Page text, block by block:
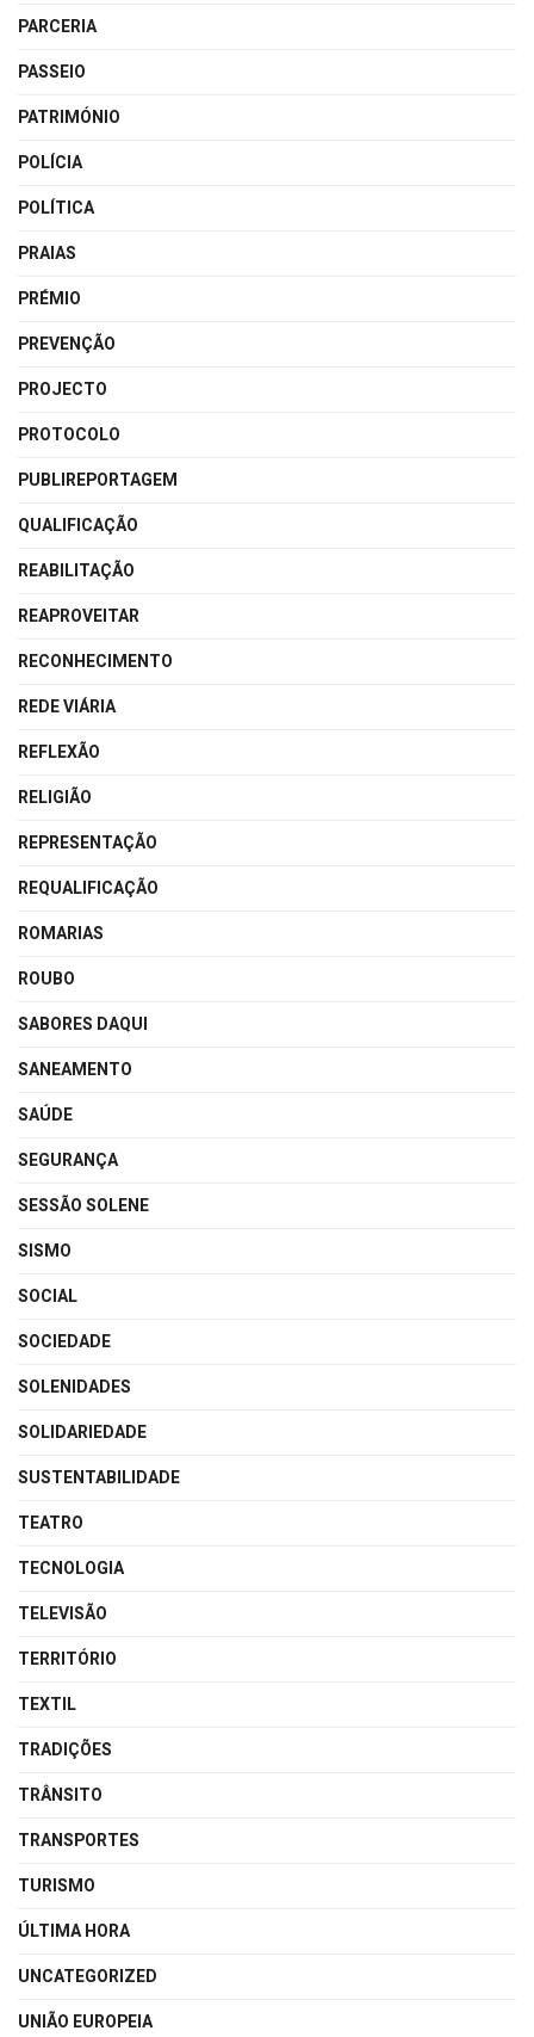
PARCERIA
PASSEIO
PATRIMÓNIO
POLÍCIA
POLÍTICA
PRAIAS
PRÉMIO
PREVENÇÃO
PROJECTO
PROTOCOLO
PUBLIREPORTAGEM
QUALIFICAÇÃO
REABILITAÇÃO
REAPROVEITAR
RECONHECIMENTO
REDE VIÁRIA
REFLEXÃO
RELIGIÃO
REPRESENTAÇÃO
REQUALIFICAÇÃO
ROMARIAS
ROUBO
SABORES DAQUI
SANEAMENTO
SAÚDE
SEGURANÇA
SESSÃO SOLENE
SISMO
SOCIAL
SOCIEDADE
SOLENIDADES
SOLIDARIEDADE
SUSTENTABILIDADE
TEATRO
TECNOLOGIA
TELEVISÃO
TERRITÓRIO
TEXTIL
TRADIÇÕES
TRÂNSITO
TRANSPORTES
TURISMO
ÚLTIMA HORA
UNCATEGORIZED
UNIÃO EUROPEIA